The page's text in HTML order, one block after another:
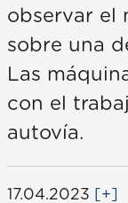
observar el
sobre una
Las
con el
autovía.
17.04.2023 [+]